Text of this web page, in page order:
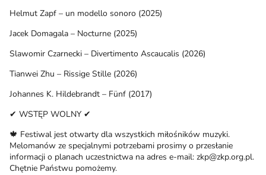
Helmut Zapf – un modello sonoro (2025)
Jacek Domagala – Nocturne (2025)
Slawomir Czarnecki – Divertimento Ascaucalis (2026)
Tianwei Zhu – Rissige Stille (2026)
Johannes K. Hildebrandt – Fünf (2017)
✔ WSTĘP WOLNY ✔
🍁 Festiwal jest otwarty dla wszystkich miłośników muzyki.
Melomanów ze specjalnymi potrzebami prosimy o przesłanie
informacji o planach uczestnictwa na adres e-mail: zkp@zkp.org.pl.
Chętnie Państwu pomożemy.